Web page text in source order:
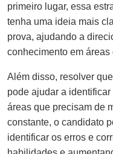
primeiro lugar, essa
tenha uma ideia mais
prova, ajudando a
conhecimento em áreas
Além disso, resolver
pode ajudar a
áreas que precisam de
constante, o candidato
identificar os erros e